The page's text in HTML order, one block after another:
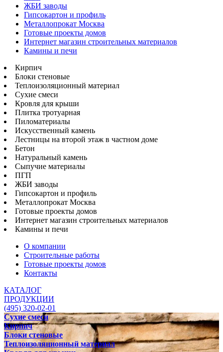
ЖБИ заводы
Гипсокартон и профиль
Металлопрокат Москва
Готовые проекты домов
Интернет магазин строительных материалов
Камины и печи
Кирпич
Блоки стеновые
Теплоизоляционный материал
Сухие смеси
Кровля для крыши
Плитка тротуарная
Пиломатериалы
Искусственный камень
Лестницы на второй этаж в частном доме
Бетон
Натуральный камень
Сыпучие материалы
ПГП
ЖБИ заводы
Гипсокартон и профиль
Металлопрокат Москва
Готовые проекты домов
Интернет магазин строительных материалов
Камины и печи
О компании
Строительные работы
Готовые проекты домов
Контакты
КАТАЛОГ
ПРОДУКЦИИ
(495) 320-02-01
Сухие смеси
Кирпич
Блоки стеновые
Теплоизоляционный материал